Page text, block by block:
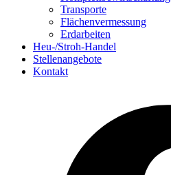
Transporte
Flächenvermessung
Erdarbeiten
Heu-/Stroh-Handel
Stellenangebote
Kontakt